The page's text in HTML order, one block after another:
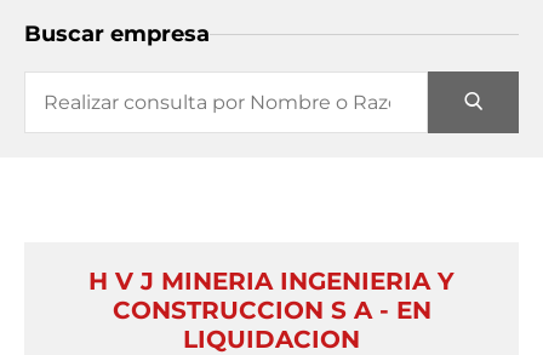
Buscar empresa
H V J MINERIA INGENIERIA Y
CONSTRUCCION S A - EN
LIQUIDACION